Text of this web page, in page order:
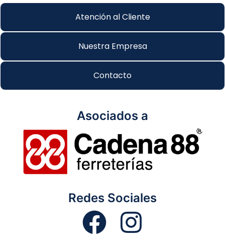
Atención al Cliente
Nuestra Empresa
Contacto
Asociados a
Redes Sociales